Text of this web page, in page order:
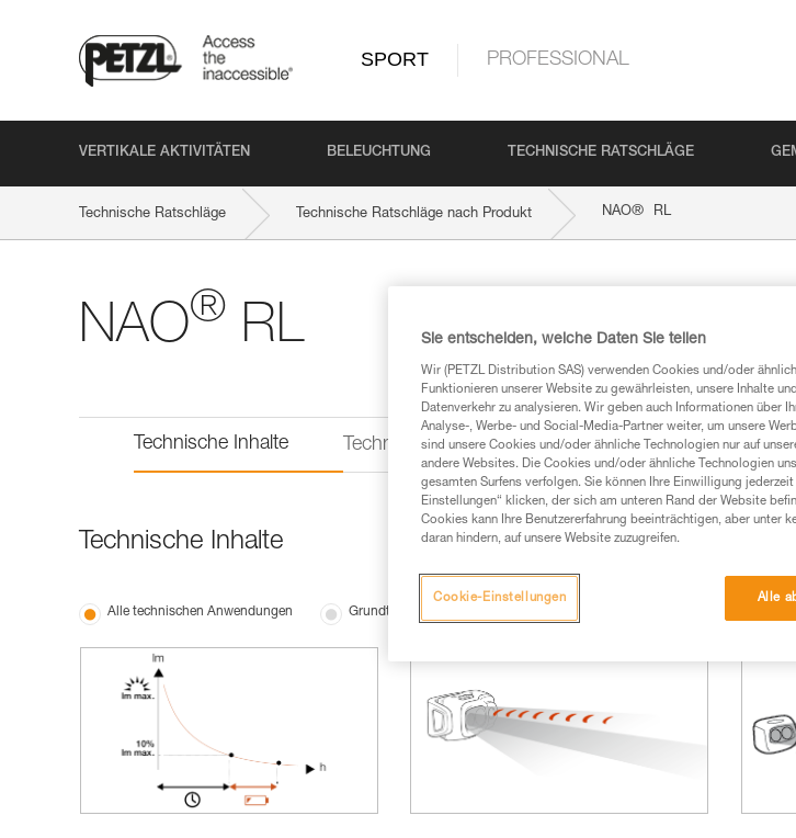
SPORT PROFESSIONAL
VERTIKALE AKTIVITÄTEN BELEUCHTUNG TECHNISCHE RATSCHLÄGE
Technische Ratschläge Technische Ratschläge nach Produkt NAO® RL
NAO® RL
Technische Inhalte Technische Informationen
Technische Inhalte
Alle technischen Anwendungen Grundtechniken
Sie entscheiden, welche Daten Sie teilen
Wir (PETZL Distribution SAS) verwenden Cookies und/oder
Funktionieren unserer Website zu gewährleisten, unsere Inhalte
Datenverkehr zu analysieren. Wir geben auch Informationen über
Analyse-, Werbe- und Social-Media-Partner weiter, um unsere
sind unsere Cookies und/oder ähnliche Technologien nur auf
andere Websites. Die Cookies und/oder ähnliche Technologien
gesamten Surfens verfolgen. Sie können Ihre Einwilligung
Einstellungen“ klicken, der sich am unteren Rand der Website
Cookies kann Ihre Benutzererfahrung beeinträchtigen, aber unter
daran hindern, auf unsere Website zuzugreifen.
Alle
Cookie-Einstellungen